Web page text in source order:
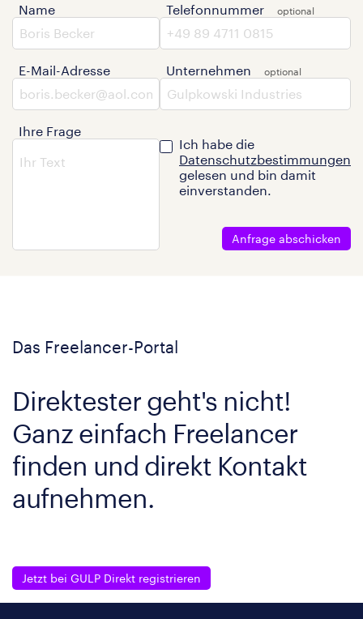
Name
E-Mail-Adresse
Ihre Frage
Telefonnummer
Unternehmen
Ich habe die
Datenschutzbestimmungen
gelesen und bin damit
einverstanden.
Anfrage abschicken
Das Freelancer-Portal
Direktester geht's nicht!
Ganz einfach Freelancer
finden und direkt Kontakt
aufnehmen.
Jetzt bei GULP Direkt registrieren